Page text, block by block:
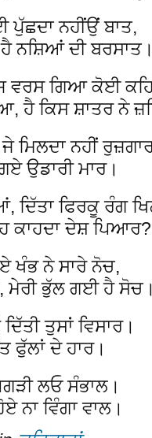
ਨਹੀਂਉਂ ਬਾਤ,
ਨਸ਼ਿਆਂ ਦੀ
ਵਰਸ ਗਿਆ ਕੋਈ
ਹੈ ਕਿਸ ਸ਼ਾਤਰ ਨੇ
ਮਿਲਦਾ ਨਹੀਂ
ਉਡਾਰੀ ਮਾਰ।
ਫਿਰਕੂ ਰੰਗ
ਕਾਹਦਾ ਦੇਸ਼ ਪਿਆਰ?
ਖੰਭ ਨੇ ਸਾਰੇ ਨੋਚ,
ਮੇਰੀ ਭੁੱਲ ਗਈ ਹੈ
ਤੁਸਾਂ ਵਿਸਾਰ।
ਫੁੱਲਾਂ ਦੇ ਹਾਰ।
ਲਓ ਸੰਭਾਲ।
ਨਾ ਵਿੰਗਾ ਵਾਲ।